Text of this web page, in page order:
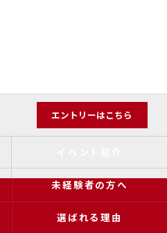
エントリーはこちら
未経験者の方へ
選ばれる理由